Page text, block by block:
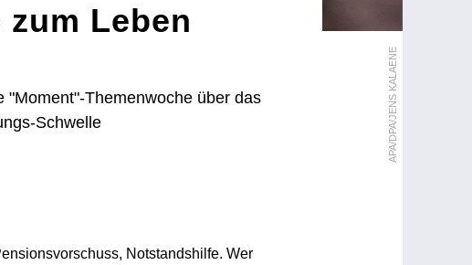
APA/DPA/JENS KALAENE
Leben
Themenwoche über das
Schwelle
Notstandshilfe. Wer